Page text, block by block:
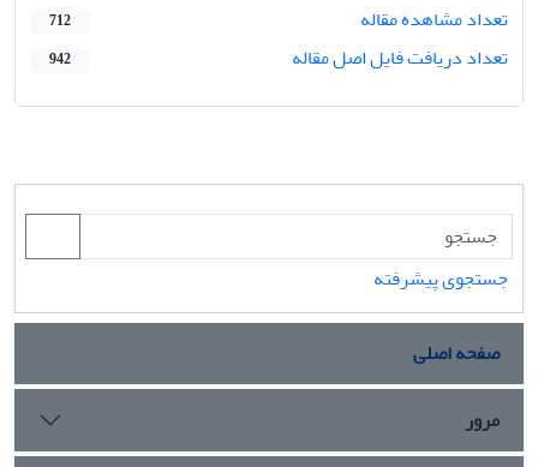
تعداد مشاهده مقاله
712
تعداد دریافت فایل اصل مقاله 942
جستجوی پیشرفته
صفحه اصلی
مرور